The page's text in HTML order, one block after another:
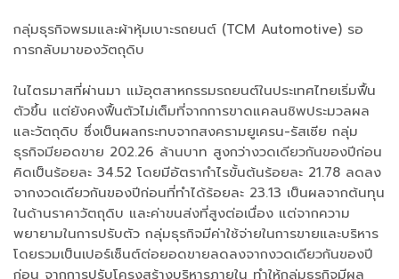
กลุ่มธุรกิจพรมและผ้าหุ้มเบาะรถยนต์ (TCM Automotive) รอ
การกลับมาของวัตถุดิบ
ในไตรมาสที่ผ่านมา แม้อุตสาหกรรมรถยนต์ในประเทศไทยเริ่มฟื้น
ตัวขึ้น แต่ยังคงฟื้นตัวไม่เต็มที่จากการขาดแคลนชิพประมวลผล
และวัตถุดิบ ซึ่งเป็นผลกระทบจากสงครามยูเครน-รัสเซีย กลุ่ม
ธุรกิจมียอดขาย 202.26 ล้านบาท สูงกว่างวดเดียวกันของปีก่อน
คิดเป็นร้อยละ 34.52 โดยมีอัตรากำไรขั้นต้นร้อยละ 21.78 ลดลง
จากงวดเดียวกันของปีก่อนที่ทำได้ร้อยละ 23.13 เป็นผลจากต้นทุน
ในด้านราคาวัตถุดิบ และค่าขนส่งที่สูงต่อเนื่อง แต่จากความ
พยายามในการปรับตัว กลุ่มธุรกิจมีค่าใช้จ่ายในการขายและบริหาร
โดยรวมเป็นเปอร์เซ็นต์ต่อยอดขายลดลงจากงวดเดียวกันของปี
ก่อน จากการปรับโครงสร้างบริหารภายใน ทำให้กลุ่มธุรกิจมีผล